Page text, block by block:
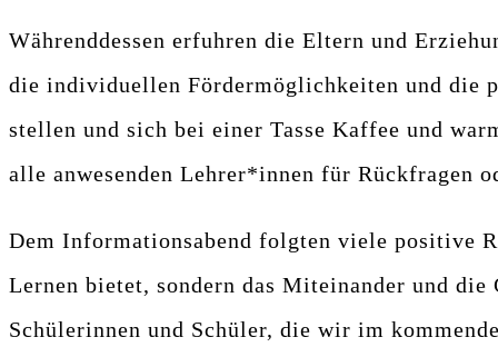
Währenddessen erfuhren die Eltern und
die individuellen Fördermöglichkeiten und die
stellen und sich bei einer Tasse Kaffee und
alle anwesenden Lehrer*innen für Rückfragen
Dem Informationsabend folgten viele positive
Lernen bietet, sondern das Miteinander und
Schülerinnen und Schüler, die wir im